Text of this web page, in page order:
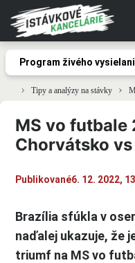
Program živého
Tipy a analýzy na stávky
MS vo
Chorvátsko
Publikované6. 12. 2022,
Brazília sfúkla v
naďalej ukazuje, že
triumf na MS vo